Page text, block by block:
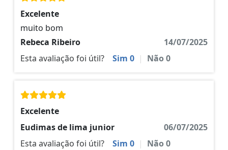
Excelente
muito bom
Rebeca Ribeiro
14/07/2025
Esta avaliação foi útil?
Sim 0 | Não0
Excelente
Eudimas de lima junior
06/07/2025
Esta avaliação foi útil?
Sim 0 | Não0